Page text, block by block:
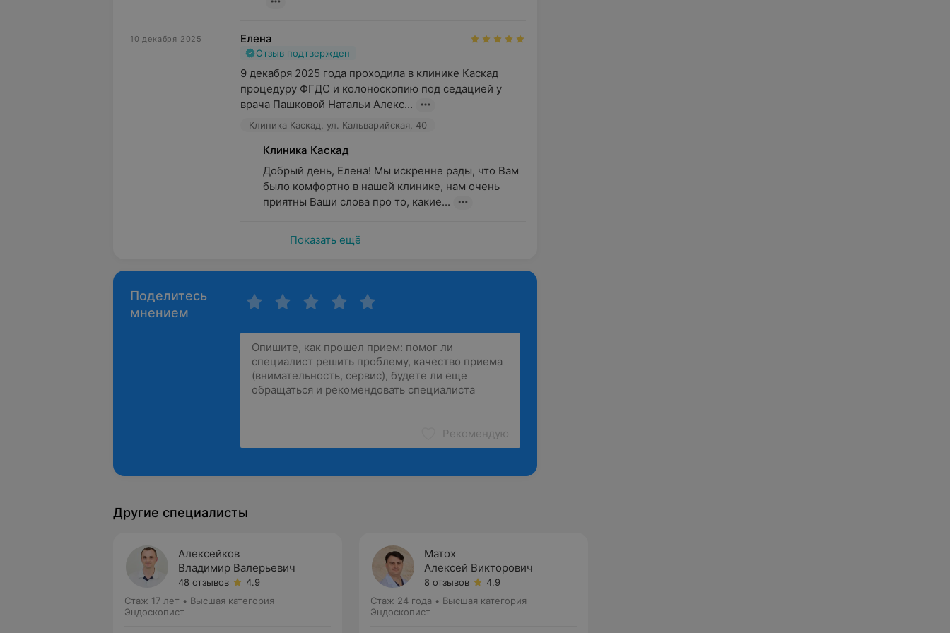
10 декабря 2025 Елена
Отзыв подтвержден
9 декабря 2025 года проходила в клинике Каскад
процедуру ФГДС и колоноскопию под седацией у
врача Пашковой Натальи Алекс...
Клиника Каскад, ул. Кальварийская, 40
Клиника Каскад
Добрый день, Елена! Мы искренне рады, что Вам
было комфортно в нашей клинике, нам очень
приятны Ваши слова про то, какие...
Показать ещё
Поделитесь
мнением
Рекомендую
Другие специалисты
Алексейков
Владимир Валерьевич
48 отзывов
4.9
Стаж 17 лет • Высшая категория
Эндоскопист
Матох
Алексей Викторович
8 отзывов
4.9
Стаж 24 года • Высшая категория
Эндоскопист